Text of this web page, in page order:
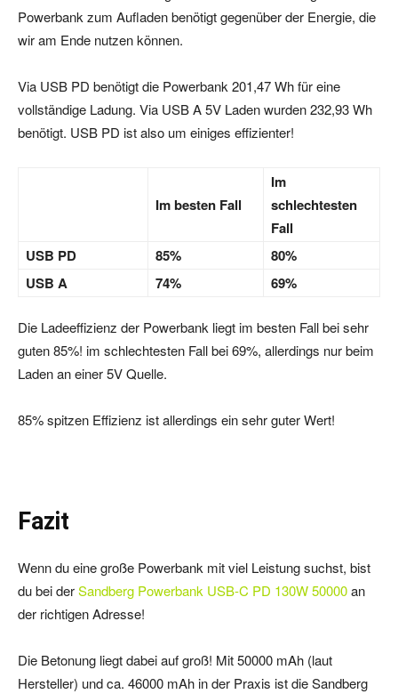
Powerbank zum Aufladen benötigt gegenüber der Energie, die
wir am Ende nutzen können.
Via USB PD benötigt die Powerbank 201,47 Wh für eine
vollständige Ladung. Via USB A 5V Laden wurden 232,93 Wh
benötigt. USB PD ist also um einiges effizienter!
Im besten Fall
Im
schlechtesten
Fall
USB PD
85%
80%
USB A
74% 69%
Die Ladeeffizienz der Powerbank liegt im besten Fall bei sehr
guten 85%! im schlechtesten Fall bei 69%, allerdings nur beim
Laden an einer 5V Quelle.
85% spitzen Effizienz ist allerdings ein sehr guter Wert!
Fazit
Wenn du eine große Powerbank mit viel Leistung suchst, bist
du bei derSandberg Powerbank USB-C PD 130W 50000an
der richtigen Adresse!
Die Betonung liegt dabei auf groß! Mit 50000 mAh (laut
Hersteller) und ca. 46000 mAh in der Praxis ist die Sandberg